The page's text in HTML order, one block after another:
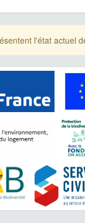
l'état actuel